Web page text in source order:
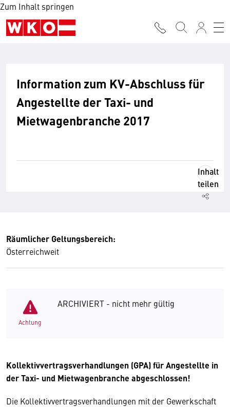
Zum Inhalt springen
Information zum KV-Abschluss für
Angestellte der Taxi- und
Mietwagenbranche 2017
Inhalt
teilen
Räumlicher Geltungsbereich:
Österreichweit
Achtung
ARCHIVIERT - nicht mehr gültig
Kollektivvertragsverhandlungen (GPA) für Angestellte in
der Taxi- und Mietwagenbranche abgeschlossen!
Die Kollektivvertragsverhandlungen mit der Gewerkschaft